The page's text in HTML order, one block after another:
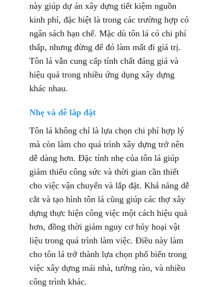
này giúp dự án xây dựng tiết kiệm nguồn
kinh phí, đặc biệt là trong các trường hợp có
ngân sách hạn chế. Mặc dù tôn lá có chi phí
thấp, nhưng đừng để đó làm mất đi giá trị.
Tôn lá vẫn cung cấp tính chất đáng giá và
hiệu quả trong nhiều ứng dụng xây dựng
khác nhau.
Nhẹ và dễ lắp đặt
Tôn lá không chỉ là lựa chọn chi phí hợp lý
mà còn làm cho quá trình xây dựng trở nên
dễ dàng hơn. Đặc tính nhẹ của tôn lá giúp
giảm thiểu công sức và thời gian cần thiết
cho việc vận chuyển và lắp đặt. Khả năng dễ
cắt và tạo hình tôn lá cũng giúp các thợ xây
dựng thực hiện công việc một cách hiệu quả
hơn, đồng thời giảm nguy cơ hủy hoại vật
liệu trong quá trình làm việc. Điều này làm
cho tôn lá trở thành lựa chọn phổ biến trong
việc xây dựng mái nhà, tường rào, và nhiều
công trình khác.